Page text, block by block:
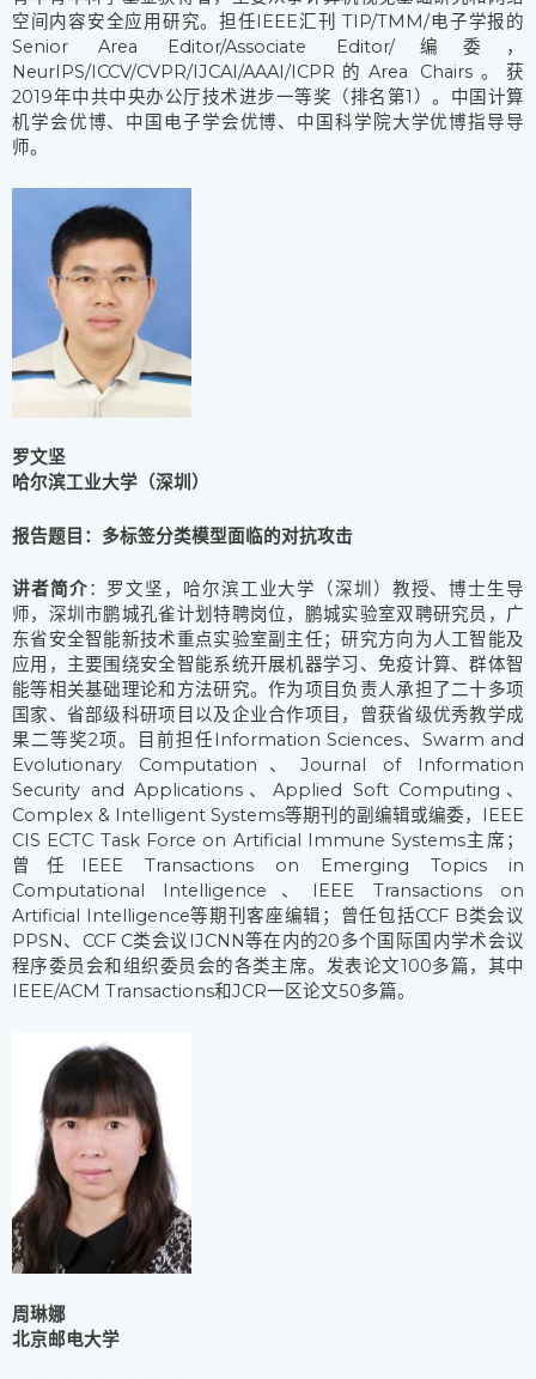
空间内容安全应用研究。担任IEEE汇刊 TIP/TMM/电子学报的
Senior Area Editor/Associate Editor/编委，
NeurIPS/ICCV/CVPR/IJCAI/AAAI/ICPR的Area Chairs。获
2019年中共中央办公厅技术进步一等奖（排名第1）。中国计算
机学会优博、中国电子学会优博、中国科学院大学优博指导导
师。
罗文坚
哈尔滨工业大学（深圳）
报告题目：多标签分类模型面临的对抗攻击
讲者简介：罗文坚，哈尔滨工业大学（深圳）教授、博士生导
师，深圳市鹏城孔雀计划特聘岗位，鹏城实验室双聘研究员，广
东省安全智能新技术重点实验室副主任；研究方向为人工智能及
应用，主要围绕安全智能系统开展机器学习、免疫计算、群体智
能等相关基础理论和方法研究。作为项目负责人承担了二十多项
国家、省部级科研项目以及企业合作项目，曾获省级优秀教学成
果二等奖2项。目前担任Information Sciences、Swarm and
Evolutionary Computation、Journal of Information
Security and Applications、Applied Soft Computing、
Complex & Intelligent Systems等期刊的副编辑或编委，IEEE
CIS ECTC Task Force on Artificial Immune Systems主席；
曾任IEEE Transactions on Emerging Topics in
Computational Intelligence、IEEE Transactions on
Artificial Intelligence等期刊客座编辑；曾任包括CCF B类会议
PPSN、CCF C类会议IJCNN等在内的20多个国际国内学术会议
程序委员会和组织委员会的各类主席。发表论文100多篇，其中
IEEE/ACM Transactions和JCR一区论文50多篇。
周琳娜
北京邮电大学